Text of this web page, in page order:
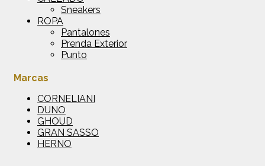
Sneakers
ROPA
Pantalones
Prenda Exterior
Punto
Marcas
CORNELIANI
DUNO
GHOUD
GRAN SASSO
HERNO